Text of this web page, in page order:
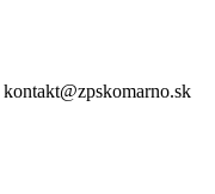
kontakt@zpskomarno.sk